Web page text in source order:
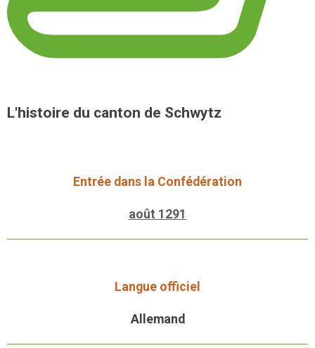
L'histoire du canton de Schwytz
Entrée dans la Confédération
août 1291
Langue officiel
Allemand